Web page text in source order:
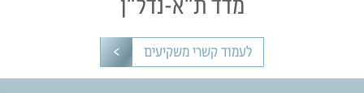
לעמוד קשרי משקיעים